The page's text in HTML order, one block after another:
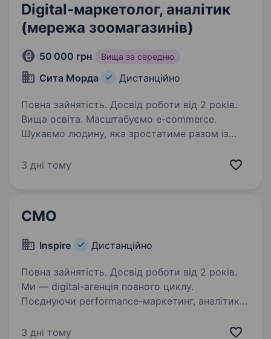
Digital-маркетолог, аналітик
(мережа зоомагазинів)
50 000 грн Вища за середню
Сита Морда Дистанційно
Повна зайнятість. Досвід роботи від 2 років.
Вища освіта. Масштабуємо e-commerce.
Шукаємо людину, яка зростатиме разом із
мереж зоомагазинів України. Ми не шукаємо
3 дні тому
CMO
Inspire Дистанційно
Повна зайнятість. Досвід роботи від 2 років.
Ми — digital-агенція повного циклу.
Поєднуючи performance-маркетинг, аналітику
масштабувати особисті бренди, знаходити
3 дні тому